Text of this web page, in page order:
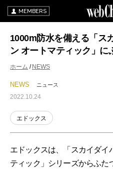
MEMBERS
1000m防水を備える「ス
ン オートマティック」に
ホーム NEWS
NEWS ニュース
2022.10.24
エドックス
エドックスは、「スカイダイ
ティック」シリーズからふた